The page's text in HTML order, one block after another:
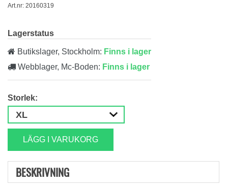
Art.nr: 20160319
Lagerstatus
Butikslager, Stockholm: Finns i lager
Webblager, Mc-Boden: Finns i lager
Storlek:
LÄGG I VARUKORG
BESKRIVNING